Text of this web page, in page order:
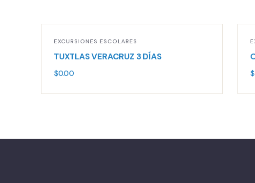
EXCURSIONES ESCOLARES
TUXTLAS VERACRUZ 3 DÍAS
$0.00 $